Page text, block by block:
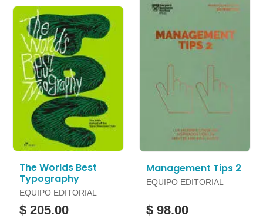
The Worlds Best
Typography
EQUIPO EDITORIAL
$ 205.00
Management Tips 2
EQUIPO EDITORIAL
$ 98.00